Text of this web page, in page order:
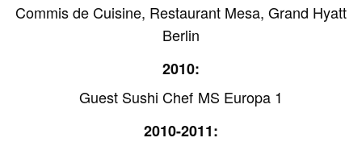
Commis de Cuisine, Restaurant Mesa, Grand Hyatt
Berlin
2010:
Guest Sushi Chef MS Europa 1
2010-2011: